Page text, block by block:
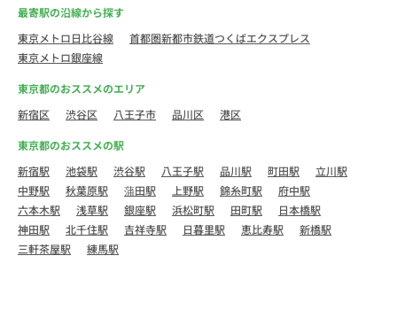
最寄駅の沿線から探す
東京メトロ日比谷線
首都圏新都市鉄道つくばエクスプレス
東京メトロ銀座線
東京都のおススメのエリア
新宿区
渋谷区 八王子市 品川区 港区
東京都のおススメの駅
新宿駅
池袋駅 渋谷駅 八王子駅 品川駅 町田駅
立川駅
中野駅
秋葉原駅 蒲田駅 上野駅 錦糸町駅
府中駅
六本木駅
浅草駅 銀座駅 浜松町駅 田町駅
日本橋駅
神田駅
北千住駅 吉祥寺駅 日暮里駅 恵比寿駅
新橋駅
三軒茶屋駅
練馬駅